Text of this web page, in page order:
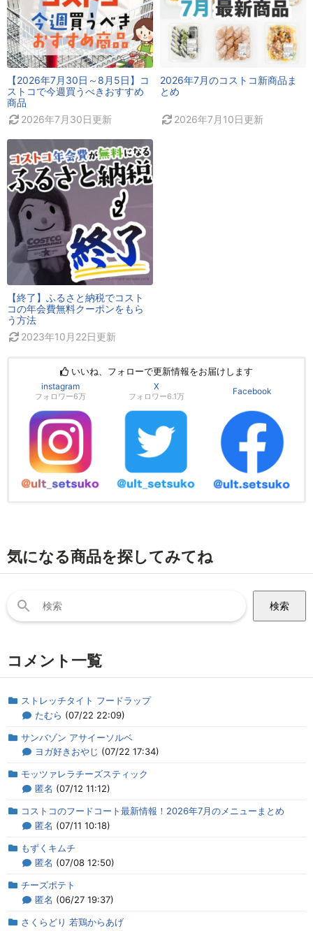
【2026年7月30日～8月5日】コ
ストコで今週買うべきおすすめ
商品
2026年7月30日更新
2026年7月のコストコ新商品ま
とめ
2026年7月10日更新
【終了】ふるさと納税でコスト
コの年会費無料クーポンをもら
う方法
2023年10月22日更新
いいね、フォローで更新情報をお届けします
instagram
フォロワー6万
X
フォロワー6.1万
Facebook
気になる商品を探してみてね
索:
コメント一覧
ストレッチタイト フードラップ
たむら (07/22 22:09)
サンバゾン アサイーソルベ
ヨガ好きおやじ (07/22 17:34)
モッツァレラチーズスティック
匿名 (07/12 11:12)
コストコのフードコート最新情報！2026年7月のメニューまとめ
匿名 (07/11 10:18)
もずくキムチ
匿名 (07/08 12:50)
チーズポテト
匿名 (06/27 19:37)
さくらどり 若鶏からあげ